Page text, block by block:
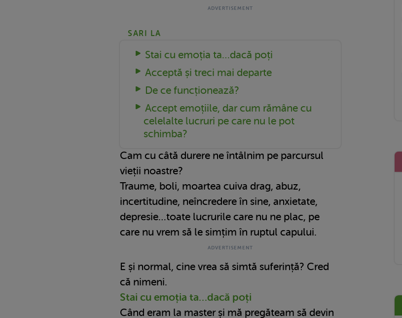
SARI LA
Stai cu emoția ta…dacă poți
Acceptă și treci mai departe
De ce funcționează?
Accept emoțiile, dar cum rămâne cu
celelalte lucruri pe care nu le pot
schimba?
Cam cu câtă durere ne întâlnim pe parcursul
vieții noastre?
Traume, boli, moartea cuiva drag, abuz,
incertitudine, neîncredere în sine, anxietate,
depresie…toate lucrurile care nu ne plac, pe
care nu vrem să le simțim în ruptul capului.
E și normal, cine vrea să simtă suferință? Cred
că nimeni.
Stai cu emoția ta…dacă poți
Când eram la master și mă pregăteam să devin